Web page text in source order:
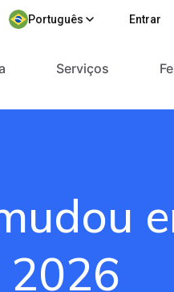
Português Entrar
Serviços
2026